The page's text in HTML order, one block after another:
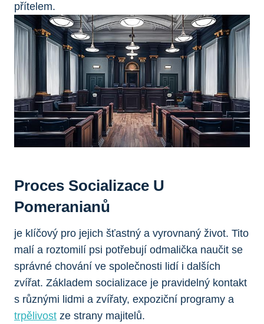
přítelem.
Proces Socializace U
Pomeranianů
je klíčový pro⁣ jejich šťastný ‌a vyrovnaný život. Tito
malí‍ a roztomilí psi potřebují ⁤odmalička naučit se
⁤správné chování‍ ve společnosti lidí i dalších
zvířat. Základem ⁣socializace je pravidelný kontakt
s různými lidmi a zvířaty, expoziční⁤ programy a
trpělivost ze strany majitelů.